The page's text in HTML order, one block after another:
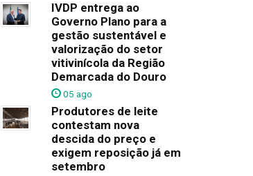
IVDP entrega ao
Governo Plano para a
gestão sustentável e
valorização do setor
vitivinícola da Região
Demarcada do Douro
05 ago
Produtores de leite
contestam nova
descida do preço e
exigem reposição já em
setembro